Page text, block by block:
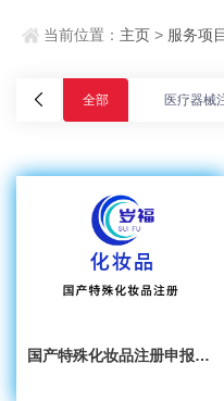
当前位置： 主页 > 服务项目
全部 医疗器械
国产特殊化妆品注册申报服务